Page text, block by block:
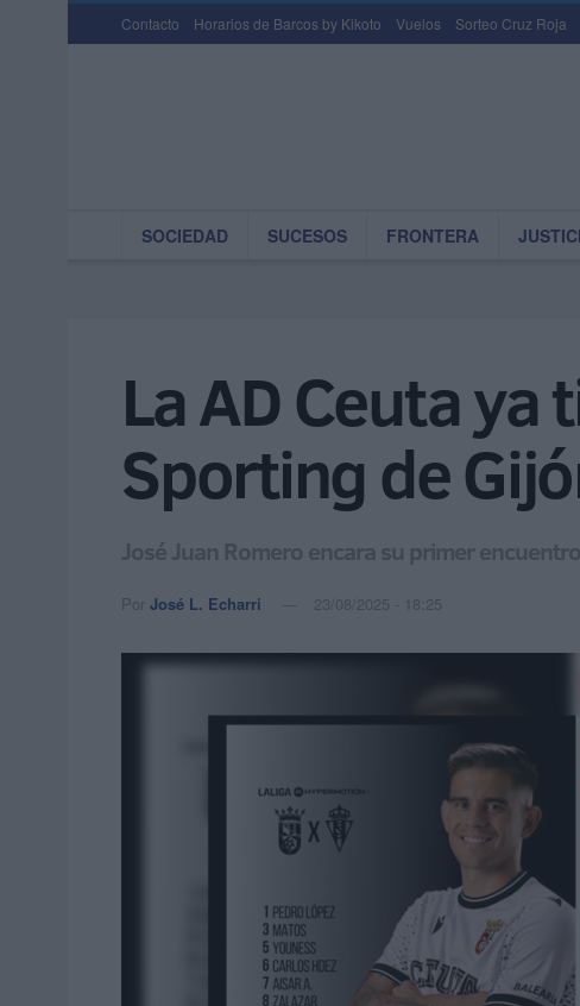
Contacto Horarios de Barcos by Kikoto Vuelos Sorteo Cruz Roja
SOCIEDAD SUCESOS FRONTERA
La AD Ceuta
Sporting de
José Juan Romero encara su primer
Por José L. Echarri 23/08/2025 - 18:25